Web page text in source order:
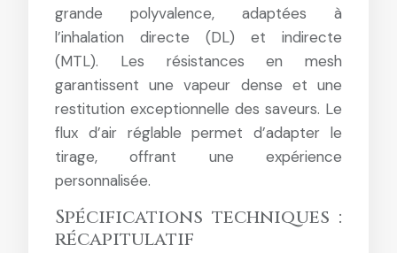
grande polyvalence, adaptées à
l’inhalation directe (DL) et indirecte
(MTL). Les résistances en mesh
garantissent une vapeur dense et une
restitution exceptionnelle des saveurs. Le
flux d’air réglable permet d’adapter le
tirage, offrant une expérience
personnalisée.
Spécifications techniques :
récapitulatif